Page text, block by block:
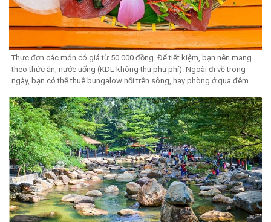
Thực đơn các món có giá từ 50.000 đồng. Để tiết kiệm, bạn nên mang
theo thức ăn, nước uống (KDL không thu phụ phí). Ngoài đi về trong
ngày, bạn có thể thuê bungalow nổi trên sông, hay phòng ở qua đêm.